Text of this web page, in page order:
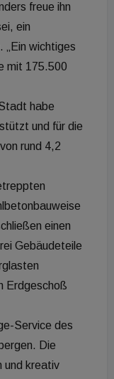
freue ihn
ein
„Ein wichtiges
mit 175.500
habe
und für die
rund 4,2
einen
Gebäudeteile
Erdgeschoß
Service des
Die
und kreativ